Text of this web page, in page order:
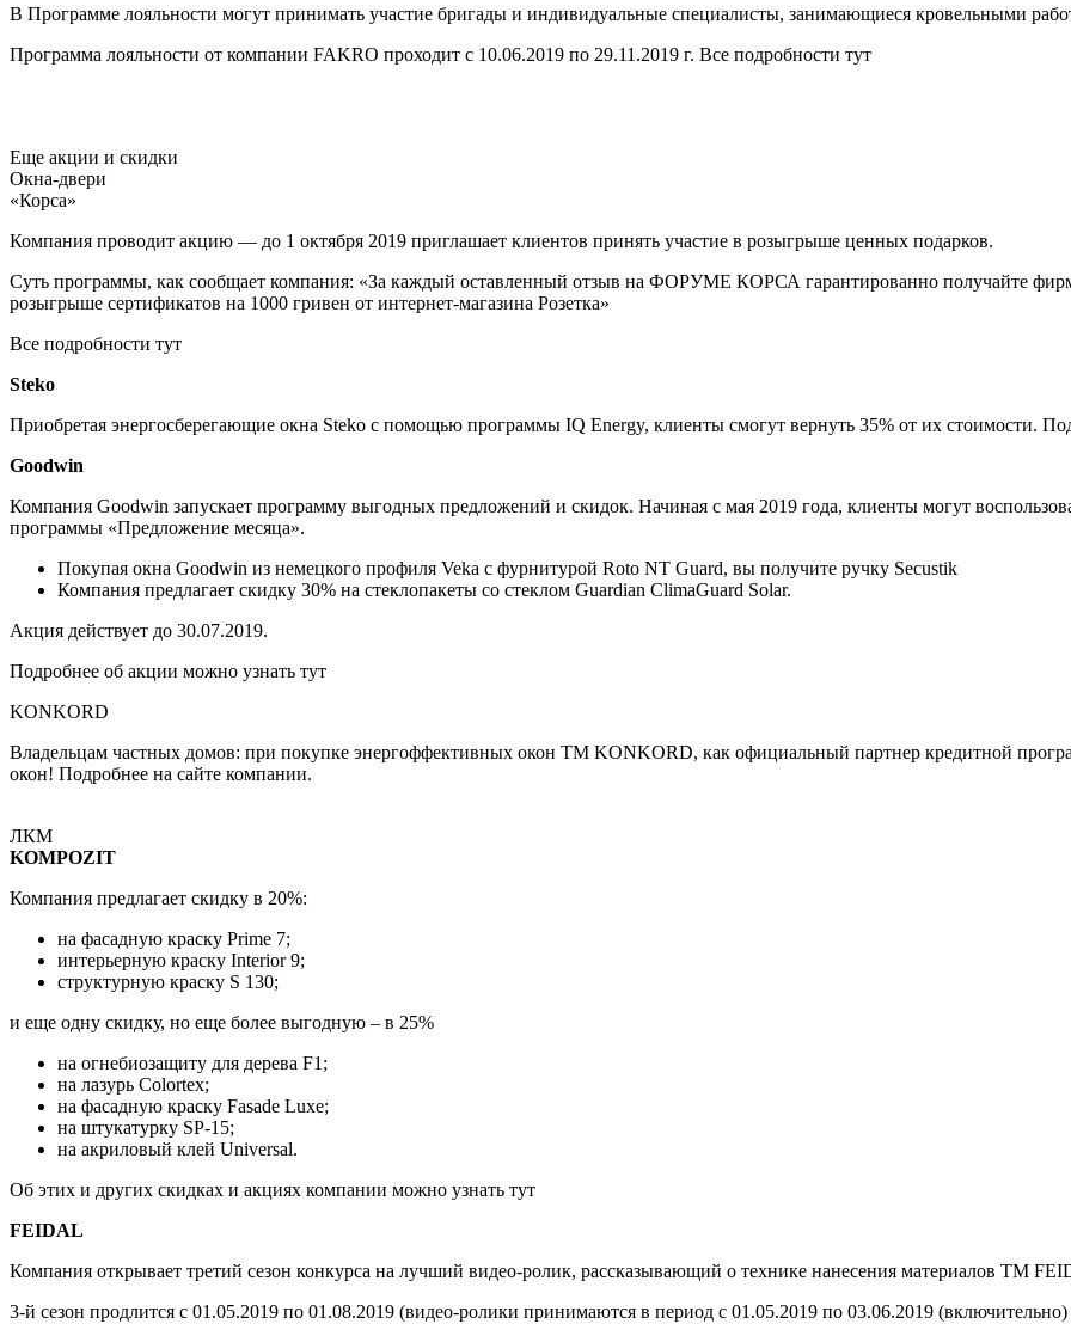
В Программе лояльности могут принимать участие бригады и индивидуальные специалисты, занимающиеся кровельными
Программа лояльности от компании FAKRO проходит с 10.06.2019 по 29.11.2019 г. Все подробности тут
Еще акции и скидки
Окна-двери
«Корса»
Компания проводит акцию — до 1 октября 2019 приглашает клиентов принять участие в розыгрыше ценных подарков.
Суть программы, как сообщает компания: «За каждый оставленный отзыв на ФОРУМЕ КОРСА гарантированно получайте
розыгрыше сертификатов на 1000 гривен от интернет-магазина Розетка»
Все подробности тут
Steko
Приобретая энергосберегающие окна Steko с помощью программы IQ Energy, клиенты смогут вернуть 35% от их стоимости.
Goodwin
Компания Goodwin запускает программу выгодных предложений и скидок. Начиная с мая 2019 года, клиенты могут
программы «Предложение месяца».
Покупая окна Goodwin из немецкого профиля Veka с фурнитурой Roto NT Guard, вы получите ручку Secustik
Компания предлагает скидку 30% на стеклопакеты со стеклом Guardian ClimaGuard Solar.
Акция действует до 30.07.2019.
Подробнее об акции можно узнать тут
KONKORD
Владельцам частных домов: при покупке энергоффективных окон ТМ KONKORD, как официальный партнер кредитной
окон! Подробнее на сайте компании.
ЛКМ
KOMPOZIT
Компания предлагает скидку в 20%:
на фасадную краску Prime 7;
интерьерную краску Interior 9;
структурную краску S 130;
и еще одну скидку, но еще более выгодную – в 25%
на огнебиозащиту для дерева F1;
на лазурь Colortex;
на фасадную краску Fasade Luxe;
на штукатурку SP-15;
на акриловый клей Universal.
Об этих и других скидках и акциях компании можно узнать тут
FEIDAL
Компания открывает третий сезон конкурса на лучший видео-ролик, рассказывающий о технике нанесения материалов ТМ
3-й сезон продлится с 01.05.2019 по 01.08.2019 (видео-ролики принимаются в период с 01.05.2019 по 03.06.2019 (включительно)